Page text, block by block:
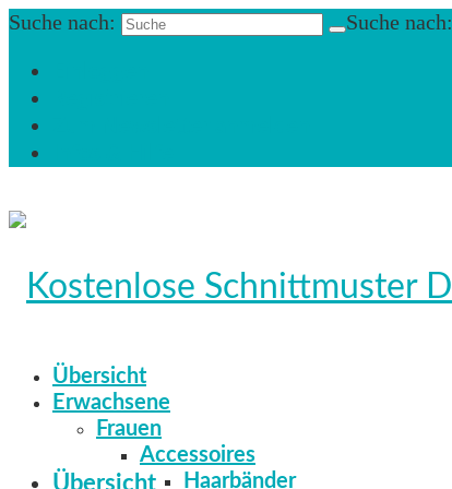
Suche nach: Suche nach:
Übersicht
Übersicht
Erwachsene
Frauen
Accessoires
Haarbänder